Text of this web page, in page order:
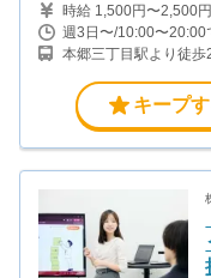
時給 1,500円〜2,500円
週3日〜/10:00〜20:00
本郷三丁目駅より徒歩
キープ